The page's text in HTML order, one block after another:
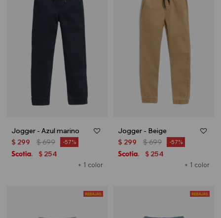
Jogger - Azul marino
+ 1 color
$ 299 $699 57
$ 254
Jogger - Beige
+ 1 color
$ 299 $699 57
$ 254